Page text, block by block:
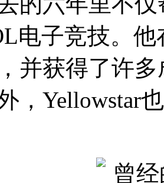
电子竞技。
并获得了许
，Yellowstar